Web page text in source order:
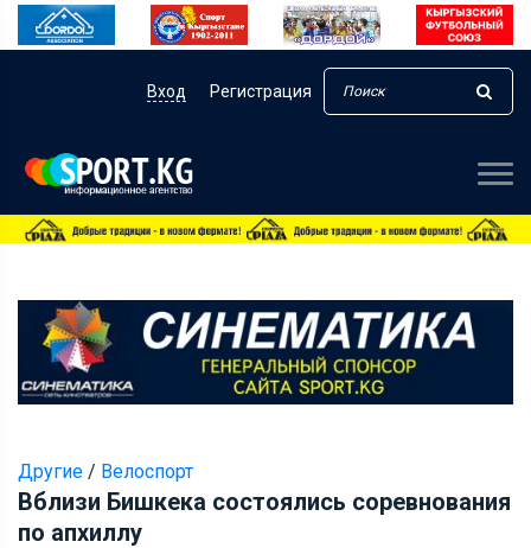
Вход Регистрация
Другие / Велоспорт
Вблизи Бишкека состоялись соревнования
по апхиллу